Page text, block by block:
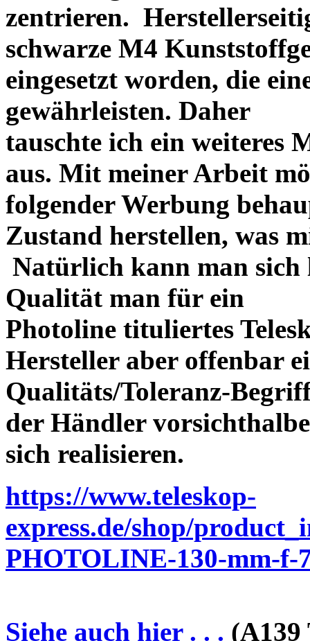
zentrieren.
schwarze M4
eingesetzt worden, die
gewährleisten. Daher
tauschte ich ein weiteres
aus. Mit meiner Arbeit
folgender Werbung
Zustand herstellen, was
Natürlich kann man sich
Qualität man für ein
Photoline tituliertes
Hersteller aber offenbar
Qualitäts/Toleranz-
der Händler
sich realisieren.
https://www.teleskop-
express.de/shop/
PHOTOLINE-130-mm-f-
Siehe auch hier . . . (A139